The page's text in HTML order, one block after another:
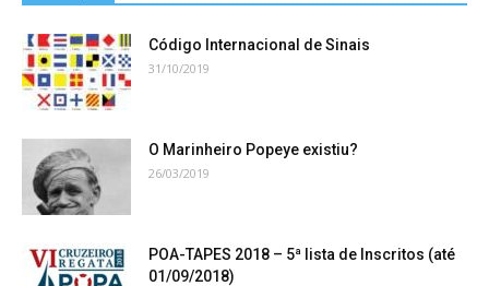
Código Internacional de Sinais
31/10/2019
O Marinheiro Popeye existiu?
26/03/2019
POA-TAPES 2018 – 5ª lista de Inscritos (até
01/09/2018)